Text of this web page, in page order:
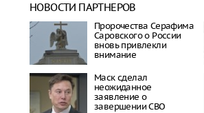
НОВОСТИ ПАРТНЕРОВ
Пророчества Серафима
Саровского о России
вновь привлекли
внимание
Маск сделал
неожиданное
заявление о
завершении СВО